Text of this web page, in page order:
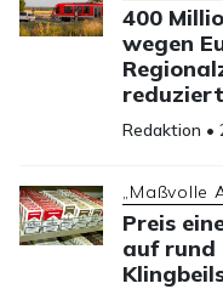
400
wegen
Redaktion •
„Maßvolle
Preis
auf rund